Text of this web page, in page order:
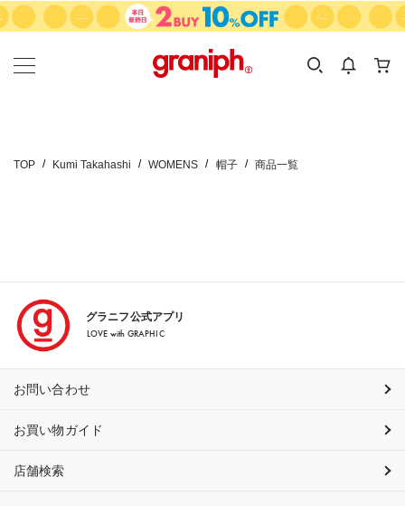
カテゴリーから探す
KIDS
カテゴリ
サイズ
TOP Kumi Takahashi WOMENS 帽子 商品一覧
グラニフ公式アプリ
LOVE with GRAPHIC
お問い合わせ
お買い物ガイド
店舗検索